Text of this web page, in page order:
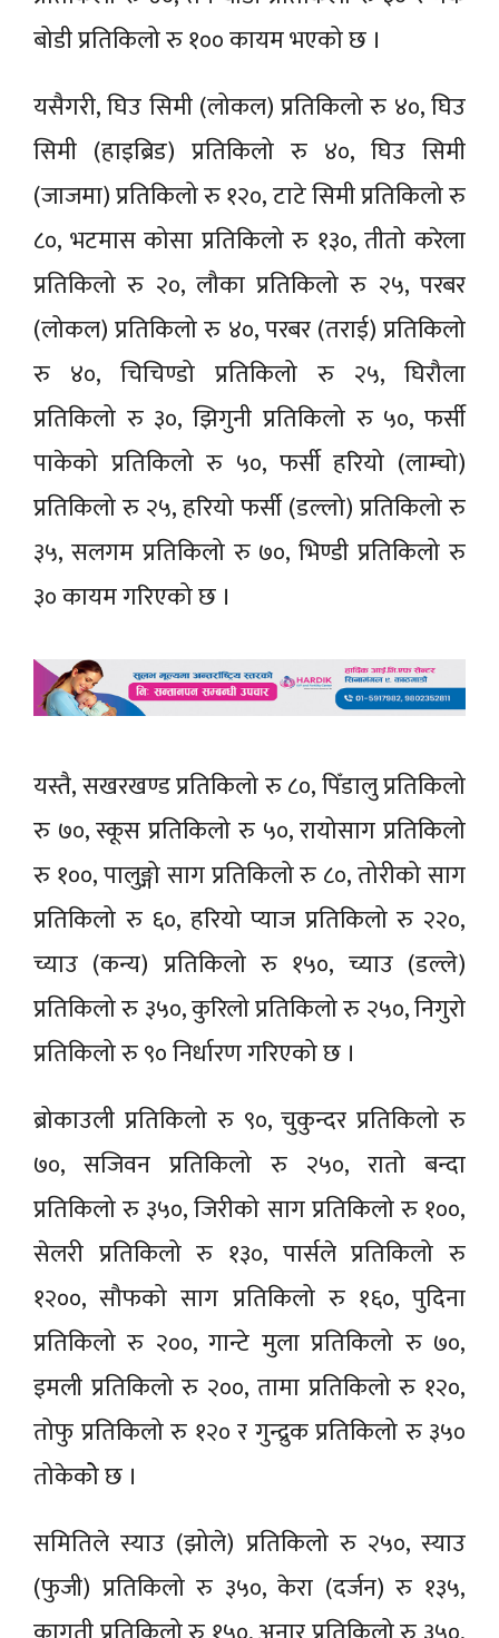
बोडी प्रतिकिलो रु १०० कायम भएको छ ।
यसैगरी, घिउ सिमी (लोकल) प्रतिकिलो रु ४०, घिउ
सिमी (हाइब्रिड) प्रतिकिलो रु ४०, घिउ सिमी
(जाजमा) प्रतिकिलो रु १२०, टाटे सिमी प्रतिकिलो रु
८०, भटमास कोसा प्रतिकिलो रु १३०, तीतो करेला
प्रतिकिलो रु २०, लौका प्रतिकिलो रु २५, परबर
(लोकल) प्रतिकिलो रु ४०, परबर (तराई) प्रतिकिलो
रु ४०, चिचिण्डो प्रतिकिलो रु २५, घिरौला
प्रतिकिलो रु ३०, झिगुनी प्रतिकिलो रु ५०, फर्सी
पाकेको प्रतिकिलो रु ५०, फर्सी हरियो (लाम्चो)
प्रतिकिलो रु २५, हरियो फर्सी (डल्लो) प्रतिकिलो रु
३५, सलगम प्रतिकिलो रु ७०, भिण्डी प्रतिकिलो रु
३० कायम गरिएको छ ।
यस्तै, सखरखण्ड प्रतिकिलो रु ८०, पिँडालु प्रतिकिलो
रु ७०, स्कूस प्रतिकिलो रु ५०, रायोसाग प्रतिकिलो
रु १००, पालुङ्गो साग प्रतिकिलो रु ८०, तोरीको साग
प्रतिकिलो रु ६०, हरियो प्याज प्रतिकिलो रु २२०,
च्याउ (कन्य) प्रतिकिलो रु १५०, च्याउ (डल्ले)
प्रतिकिलो रु ३५०, कुरिलो प्रतिकिलो रु २५०, निगुरो
प्रतिकिलो रु ९० निर्धारण गरिएको छ ।
ब्रोकाउली प्रतिकिलो रु ९०, चुकुन्दर प्रतिकिलो रु
७०, सजिवन प्रतिकिलो रु २५०, रातो बन्दा
प्रतिकिलो रु ३५०, जिरीको साग प्रतिकिलो रु १००,
सेलरी प्रतिकिलो रु १३०, पार्सले प्रतिकिलो रु
१२००, सौफको साग प्रतिकिलो रु १६०, पुदिना
प्रतिकिलो रु २००, गान्टे मुला प्रतिकिलो रु ७०,
इमली प्रतिकिलो रु २००, तामा प्रतिकिलो रु १२०,
तोफु प्रतिकिलो रु १२० र गुन्द्रुक प्रतिकिलो रु ३५०
तोकेकोे छ ।
समितिले स्याउ (झोले) प्रतिकिलो रु २५०, स्याउ
(फुजी) प्रतिकिलो रु ३५०, केरा (दर्जन) रु १३५,